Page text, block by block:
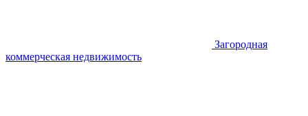
Загородная
коммерческая недвижимость